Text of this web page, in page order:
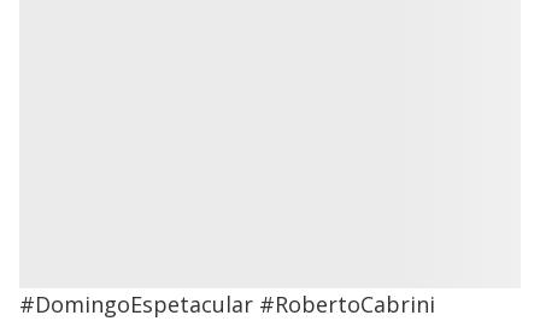
#DomingoEspetacular #RobertoCabrini